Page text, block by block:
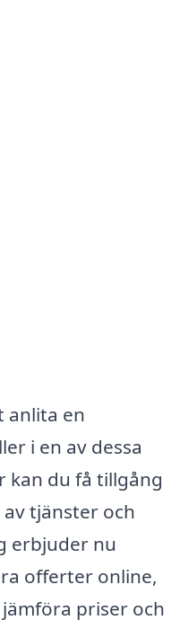
anlita en
i en av dessa
kan du få tillgång
tjänster och
erbjuder nu
offerter online,
priser och